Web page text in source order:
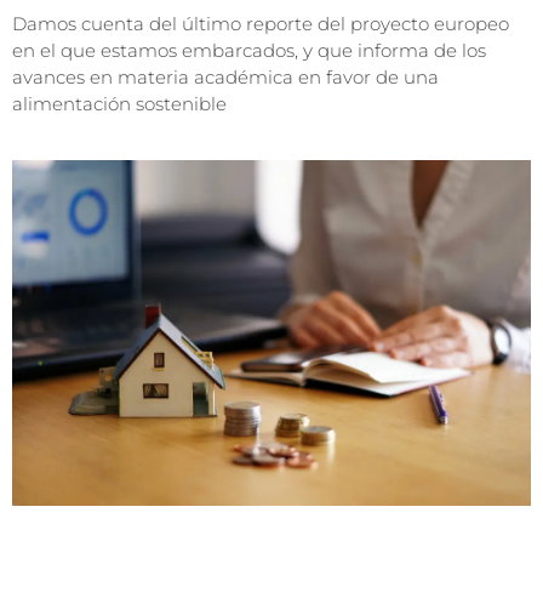
Damos cuenta del último reporte del proyecto europeo
en el que estamos embarcados, y que informa de los
avances en materia académica en favor de una
alimentación sostenible